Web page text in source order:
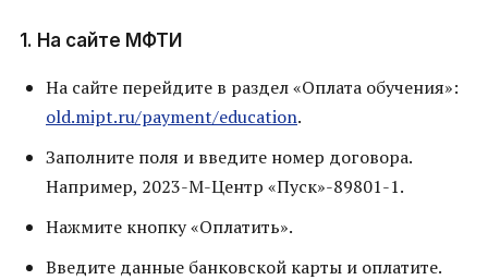
1. На сайте МФТИ
На сайте перейдите в раздел «Оплата обучения»:
old.mipt.ru/payment/education.
Заполните поля и введите номер договора.
Например, 2023-М-Центр «Пуск»-89801-1.
Нажмите кнопку «Оплатить».
Введите данные банковской карты и оплатите.